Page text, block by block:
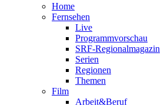
Home
Fernsehen
Live
Programmvorschau
SRF-Regionalmagazin
Serien
Regionen
Themen
Film
Arbeit&Beruf